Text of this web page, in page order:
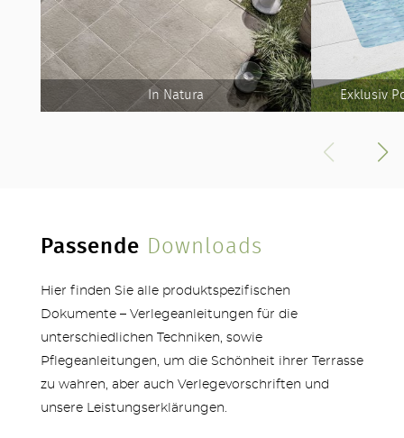
In Natura Exklusiv
Passende Downloads
Hier finden Sie alle produktspezifischen
Dokumente – Verlegeanleitungen für die
unterschiedlichen Techniken, sowie
Pflegeanleitungen, um die Schönheit ihrer Terrasse
zu wahren, aber auch Verlegevorschriften und
unsere Leistungserklärungen.